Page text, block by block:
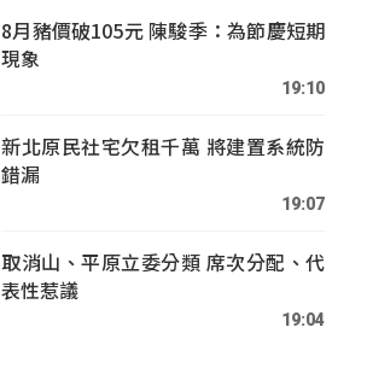
8月豬價破105元 陳駿季：為節慶短期
現象
19:10
新北原民社宅欠租千萬 將建置系統防
錯漏
19:07
取消山、平原立委分類 席次分配、代
表性惹議
19:04